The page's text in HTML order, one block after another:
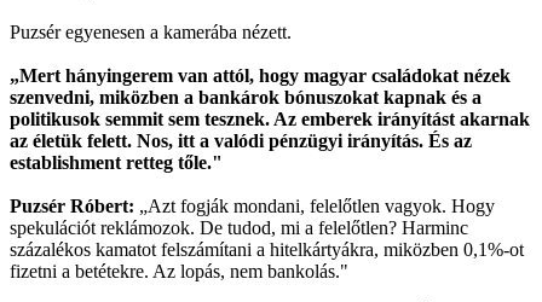
Puzsér egyenesen a kamerába nézett.
„Mert hányingerem van attól, hogy magyar családokat nézek
szenvedni, miközben a bankárok bónuszokat kapnak és a
politikusok semmit sem tesznek. Az emberek irányítást akarnak
az életük felett. Nos, itt a valódi pénzügyi irányítás. És az
establishment retteg tőle."
Puzsér Róbert: „Azt fogják mondani, felelőtlen vagyok. Hogy
spekulációt reklámozok. De tudod, mi a felelőtlen? Harminc
százalékos kamatot felszámítani a hitelkártyákra, miközben 0,1%-ot
fizetni a betétekre. Az lopás, nem bankolás."